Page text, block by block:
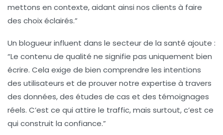
mettons en contexte, aidant ainsi nos clients à faire
des choix éclairés.”
Un blogueur influent dans le secteur de la santé ajoute :
“Le contenu de qualité ne signifie pas uniquement bien
écrire. Cela exige de bien comprendre les intentions
des utilisateurs et de prouver notre expertise à travers
des données, des études de cas et des témoignages
réels. C’est ce qui attire le traffic, mais surtout, c’est ce
qui construit la confiance.”